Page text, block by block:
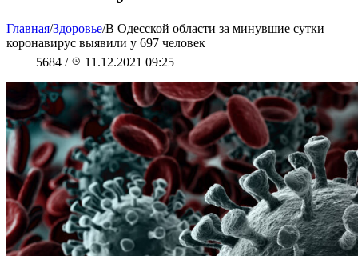
Главная/Здоровье/В Одесской области за минувшие сутки
коронавирус выявили у 697 человек
5684 / 11.12.2021 09:25